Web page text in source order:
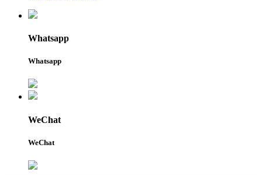
Whatsapp
Whatsapp
WeChat
WeChat